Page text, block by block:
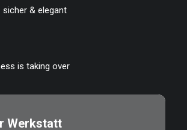
sicher & elegant
is taking over
Werkstatt